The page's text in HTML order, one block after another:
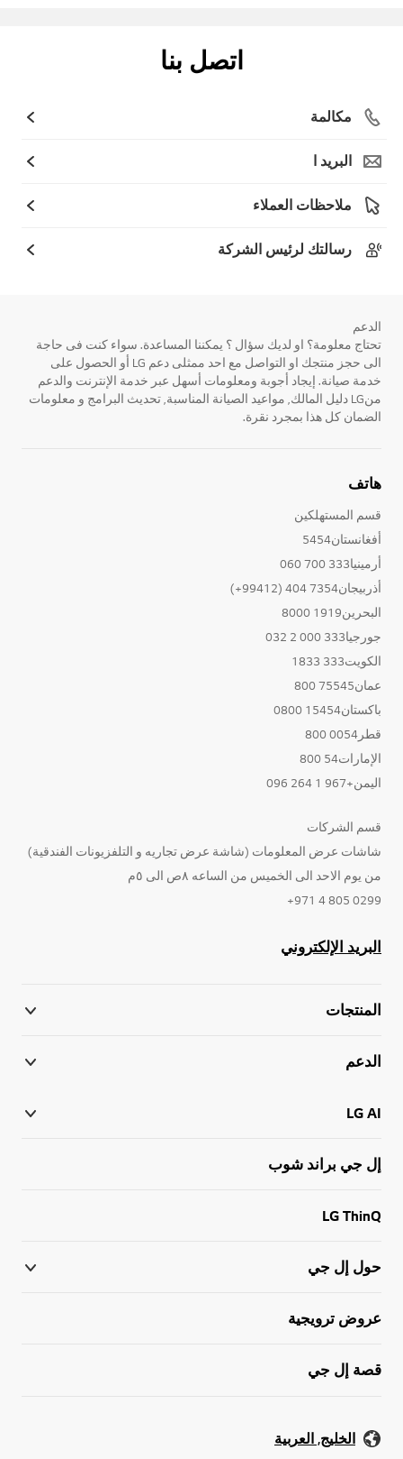
اتصل بنا
مكالمة
البريد ا
ملاحظات العملاء
رسالتك لرئيس الشركة
الدعم
تحتاج معلومة؟ او لديك سؤال ؟ يمكننا المساعدة. سواء كنت فى حاجة
الى حجز منتجك او التواصل مع احد ممثلى دعم LG أو الحصول على
خدمة صيانة. إيجاد أجوبة ومعلومات أسهل عبر خدمة الإنترنت والدعم
منLG دليل المالك, مواعيد الصيانة المناسبة, تحديث البرامج و معلومات
الضمان كل هذا بمجرد نقرة.
هاتف
قسم المستهلكين
أفغانستان5454
أرمينيا333 700 060
أذربيجان7354 404 (99412+)
البحرين1919 8000
جورجيا333 000 2 032
الكويت333 1833
عمان75545 800
باكستان15454 0800
قطر0054 800
الإمارات54 800
اليمن+967 1 264 096
قسم الشركات
شاشات عرض المعلومات (شاشة عرض تجاريه و التلفزيونات الفندقية)
من يوم الاحد الى الخميس من الساعه ٨ص الى ٥م
0299 805 4 971+
البريد الإلكتروني
المنتجات
الدعم
LG AI
إل جي براند شوب
LG ThinQ
حول إل جي
عروض ترويجية
قصة إل جي
الخليج, العربية